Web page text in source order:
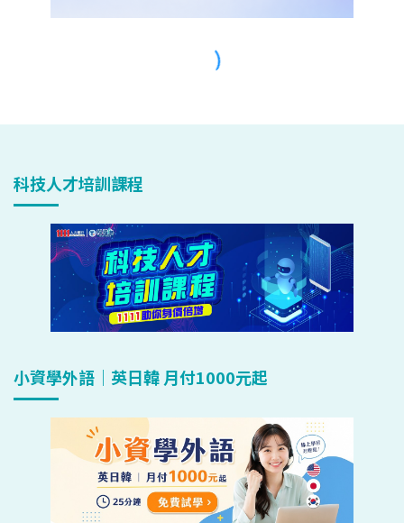
科技人才培訓課程
小資學外語｜英日韓 月付1000元起